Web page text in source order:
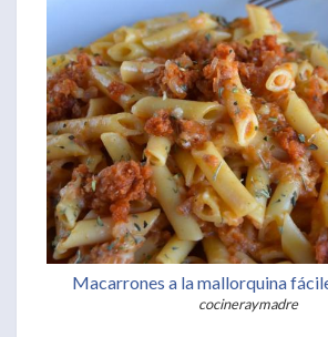
Macarrones a la mallorquina
cocineraymadre